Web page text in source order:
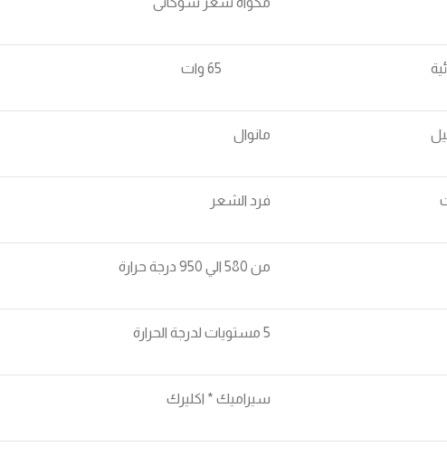
مانوال
فرد الشعر
من 580 الي 950 درجة حرارة
5 مستويات لدرجة الحرارة
سيراميك * اكليرك